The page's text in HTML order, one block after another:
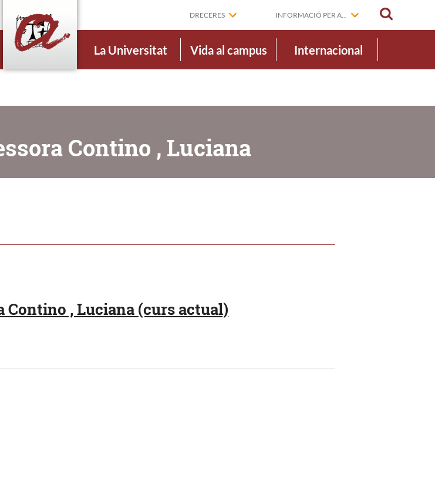
DRECERES INFORMACIÓ PER A...
La Universitat Vida al campus Internacional
Contino , Luciana
, Luciana (curs actual)